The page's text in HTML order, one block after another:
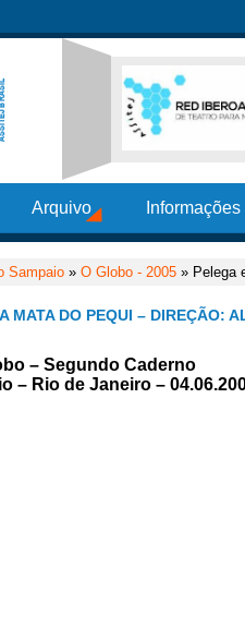
Arquivo
Sampaio » O Globo - 2005 » Pelega
MATA DO PEQUI – DIREÇÃO:
– Segundo Caderno
– Rio de Janeiro –